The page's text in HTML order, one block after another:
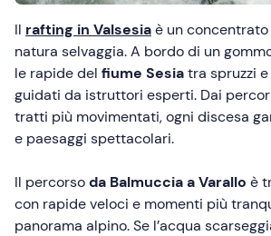
Il rafting in Valsesiaè un
natura selvaggia. A bordo di un
le rapide del fiume Sesiatra spruzzi
guidati da istruttori esperti. Dai
tratti più movimentati, ogni discesa
e paesaggi spettacolari.
Il percorsoda Balmuccia a Varallo è
con rapide veloci e momenti più
panorama alpino. Se l’acqua